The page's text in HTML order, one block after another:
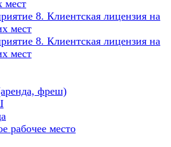
мест
8. Клиентская лицензия на
мест
8. Клиентская лицензия на
мест
фреш)
рабочее место